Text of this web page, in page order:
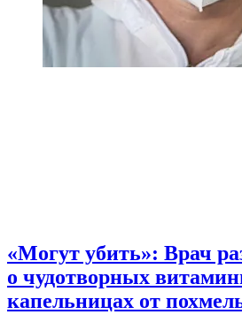
«Могут убить»: Врач
о чудотворных
капельницах от